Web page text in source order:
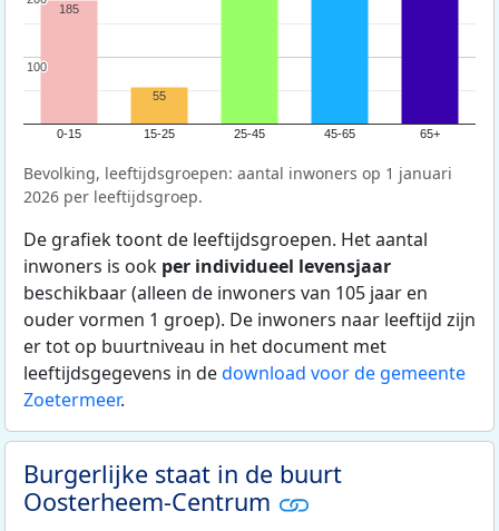
0-15 15-25 25-45 45-65 65+
100
100
185
55
Bevolking, leeftijdsgroepen: aantal inwoners op 1 januari
2026 per leeftijdsgroep.
De grafiek toont de leeftijdsgroepen. Het aantal
inwoners is ook per individueel levensjaar
beschikbaar (alleen de inwoners van 105 jaar en
ouder vormen 1 groep). De inwoners naar leeftijd zijn
er tot op buurtniveau in het document met
leeftijdsgegevens in dedownload voor de gemeente
Zoetermeer.
Burgerlijke staat in de buurt
Oosterheem-Centrum